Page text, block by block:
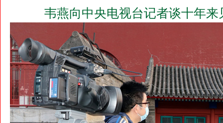
韦燕向中央电视台记者谈十年